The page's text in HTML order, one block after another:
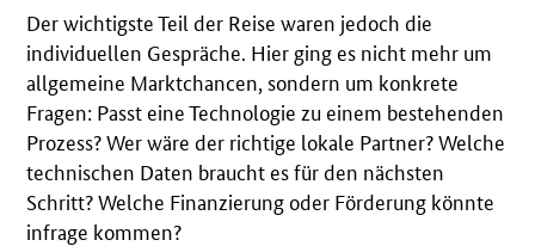
Der wichtigste Teil der Reise waren jedoch die
individuellen Gespräche. Hier ging es nicht mehr um
allgemeine Marktchancen, sondern um konkrete
Fragen: Passt eine Technologie zu einem bestehenden
Prozess? Wer wäre der richtige lokale Partner? Welche
technischen Daten braucht es für den nächsten
Schritt? Welche Finanzierung oder Förderung könnte
infrage kommen?